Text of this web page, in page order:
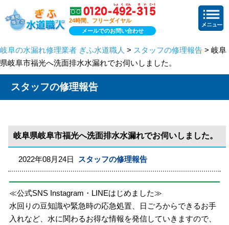
24時間、フリーダイヤル
メールでのお問い合わせ
岐阜の水漏れ修理業者 ぎふ水道職人 > スタッフの修理報告 > 岐阜
県岐阜市福光へ洗面排水水漏れでお伺いしました。
スタッフの修理報告
岐阜県岐阜市福光へ洗面排水水漏れでお伺いしました。
2022年08月24日 スタッフの修理報告
≪公式SNS Instagram・LINEはじめました≫
水回りの豆知識や緊急時の応急処置、日ごろからできるお手
入れなど、水に関わるお得な情報を発信していきますので、